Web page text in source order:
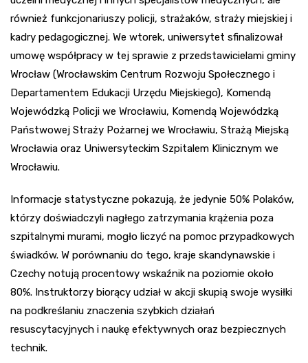
również funkcjonariuszy policji, strażaków, straży miejskiej i
kadry pedagogicznej. We wtorek, uniwersytet sfinalizował
umowę współpracy w tej sprawie z przedstawicielami gminy
Wrocław (Wrocławskim Centrum Rozwoju Społecznego i
Departamentem Edukacji Urzędu Miejskiego), Komendą
Wojewódzką Policji we Wrocławiu, Komendą Wojewódzką
Państwowej Straży Pożarnej we Wrocławiu, Strażą Miejską
Wrocławia oraz Uniwersyteckim Szpitalem Klinicznym we
Wrocławiu.
Informacje statystyczne pokazują, że jedynie 50% Polaków,
którzy doświadczyli nagłego zatrzymania krążenia poza
szpitalnymi murami, mogło liczyć na pomoc przypadkowych
świadków. W porównaniu do tego, kraje skandynawskie i
Czechy notują procentowy wskaźnik na poziomie około
80%. Instruktorzy biorący udział w akcji skupią swoje wysiłki
na podkreślaniu znaczenia szybkich działań
resuscytacyjnych i naukę efektywnych oraz bezpiecznych
technik.